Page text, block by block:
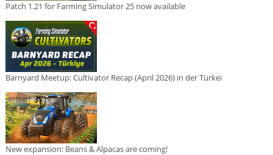
Patch 1.21 for Farming Simulator 25 now available
Barnyard Meetup: Cultivator Recap (April 2026) in der Türkei
New expansion: Beans & Alpacas are coming!